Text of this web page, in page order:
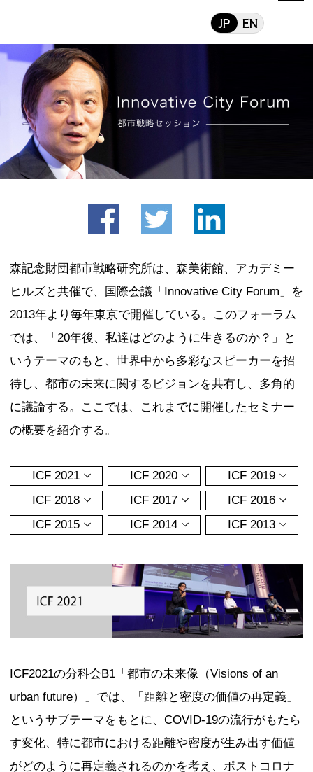
facebook twitter
森記念財団都市戦略研究所は、森美術
ヒルズと共催で、国際会議「
では、「20年後、私達はどのように生
いうテーマのもと、世界中から多彩な
に議論する。ここでは、これまでに開
の概要を紹介する。
ICF 2021
ICF 2020
ICF 2018
ICF 2017
ICF 2015 ICF 2014